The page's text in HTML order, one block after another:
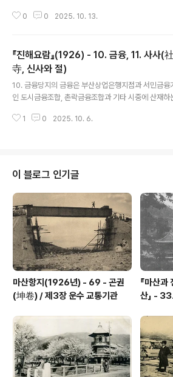
있으며 하수도 구조도 견고하다. 공중위생으로 춘추 두
으로서 시중의 사립병원이 있어서 일반인들의 건강을
하고 있다. 현재 시중의 의원 중에서 이름 높은 데를 적
다면, 진해병원, 다케우치(武内)의원, 경화(慶和)의원
군데를 들 수 있다.(아래 사진은 진해요항부 병원 입구
런데 해군 내에서도 해군병원이 있어서 군인군속의 보
살피고 있으며 시중의 의원들이 미치지 못하는 부분을
0 0 2025. 10. 13.
『진해요람』(1926) - 10. 금융, 11. 사사(社
寺, 신사와 절)
10. 금융당지의 금융은 부산상업은행지점과 서민금융
인 도시금융조합, 촌락금융조합과 기타 시중에 산재하
다. 아래에 두세 개 실례를 들어보겠다. 부산상업은행지
1 0 2025. 10. 6.
이 블로그 인기글
마산항지(1926년) - 69 - 곤권
(坤卷) / 제3장 운수 교통기관
『마산과
산